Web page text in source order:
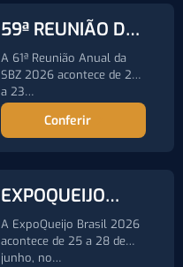
59ª REUNIÃO DA
SOCIEDADE
BRASILEIRA DE
ZOOTECNIA
A 61ª Reunião Anual da
SBZ 2026 acontece de 20
a 23…
Conferir
EXPOQUEIJO
2026
A ExpoQueijo Brasil 2026
acontece de 25 a 28 de
junho, no…